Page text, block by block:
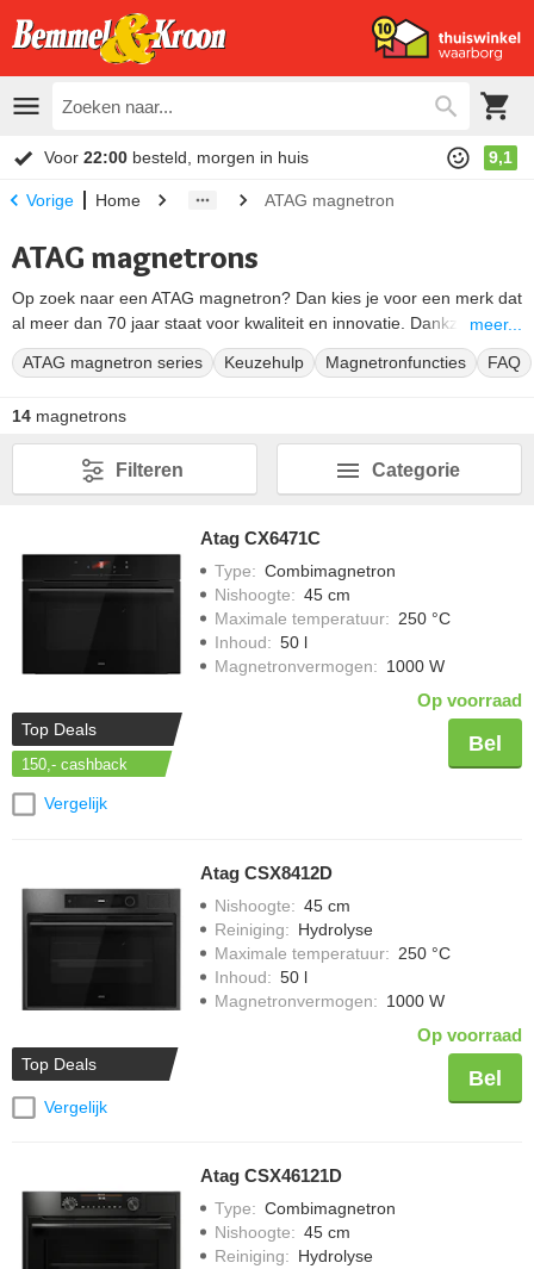
Voor 22:00 besteld, morgen in huis 9,1
Vorige Home ATAG magnetron
ATAG magnetrons
Op zoek naar een ATAG magnetron? Dan kies je voor een merk dat
al meer dan 70 jaar staat voor kwaliteit en innovatie. Dankzij
slimme invertertechnologie verwarm je gerechten snel en
gelijkmatig, zonder uitdrogen. Bij Bemmel en Kroon vind je het
modellen tot uitgebreide combi-ovens. Van de luxe 8-serie tot de
stijlvolle MAGNA-lijn. Hieronder lees je meer over de series,
functies en nishoogtes voor een ATAG inbouw magnetron.
meer...
ATAG magnetron series Keuzehulp Magnetronfuncties FAQ
14 magnetrons
Categorie
Filteren
Top Deals
150,- cashback
Vergelijk
Atag CX6471C
Type: Combimagnetron
Nishoogte: 45 cm
Maximale temperatuur: 250 °C
Inhoud: 50 l
Magnetronvermogen: 1000 W
Op voorraad
Bel
Top Deals
Vergelijk
Atag CSX8412D
Nishoogte: 45 cm
Reiniging: Hydrolyse
Maximale temperatuur: 250 °C
Inhoud: 50 l
Magnetronvermogen: 1000 W
Op voorraad
Bel
Atag CSX46121D
Type: Combimagnetron
Nishoogte: 45 cm
Reiniging: Hydrolyse